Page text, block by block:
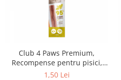
Club 4 Paws Premium,
Recompense pentru pisici,
stick cu iepure si curcan, 5g
1,50 Lei